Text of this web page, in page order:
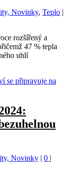
Novinky, Teplo |
rozšířený a
47 % tepla
uhlí
Novinky | 0 |